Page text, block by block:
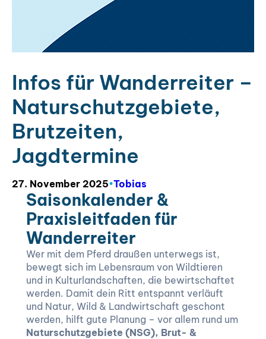
Infos für Wanderreiter –
Naturschutzgebiete,
Brutzeiten,
Jagdtermine
27. November 2025•Tobias
Saisonkalender &
Praxisleitfaden für
Wanderreiter
Wer mit dem Pferd draußen unterwegs ist,
bewegt sich im Lebensraum von Wildtieren
und in Kulturlandschaften, die bewirtschaftet
werden. Damit dein Ritt entspannt verläuft
und Natur, Wild & Landwirtschaft geschont
werden, hilft gute Planung – vor allem rund um
Naturschutzgebiete (NSG), Brut- &